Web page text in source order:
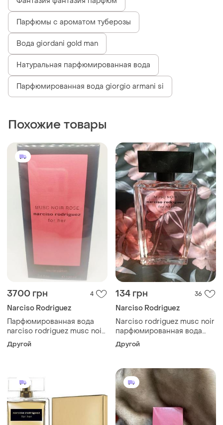
Парфюмы с ароматом туберозы
Вода giordani gold man
Натуральная парфюмированная вода
Парфюмированная вода giorgio armani si
Похожие товары
3700 грн 4
Narciso Rodriguez
Парфюмированная вода
narciso rodriguez musc noir
rose
Другой
134 грн 36
Narciso Rodriguez
Narciso rodriguez musc noir
парфюмированная вода
распив
Другой